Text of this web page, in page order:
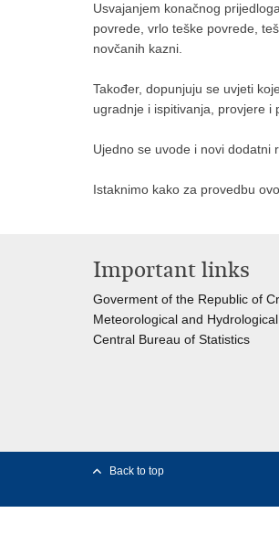
Usvajanjem konačnog
povrede, vrlo teške povrede,
novčanih kazni.
Također, dopunjuju se uvjeti
ugradnje i ispitivanja, provjere
Ujedno se uvode i novi
Istaknimo kako za provedbu
Important links
Goverment of the Republic of
Meteorological and
Central Bureau of Statistics
Back to top